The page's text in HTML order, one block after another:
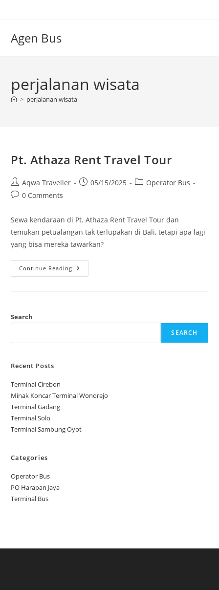
Agen Bus
perjalanan wisata
> perjalanan wisata
Pt. Athaza Rent Travel Tour
Post
author:
Aqwa Traveller
Post05/15/2025
PostOperator Bus
Post0 Comments
Sewa kendaraan di Pt. Athaza Rent Travel Tour dan
temukan petualangan tak terlupakan di Bali, tetapi apa lagi
yang bisa mereka tawarkan?
Continue Reading Pt.
Athaza
Search
SEARCH
Recent Posts
Terminal Cirebon
Minak Koncar Terminal Wonorejo
Terminal Gadang
Terminal Solo
Terminal Sambung Oyot
Categories
Operator Bus
PO Harapan Jaya
Terminal Bus